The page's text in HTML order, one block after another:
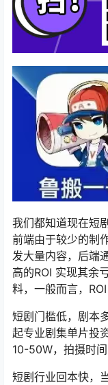
我们都知道现在短
前端由于较少的制
发大量内容，后端
高的ROI 实现其余
料，一般而言，
短剧门槛低，剧本
起专业剧集单片投
10-50W，拍摄时
短剧行业回本快，